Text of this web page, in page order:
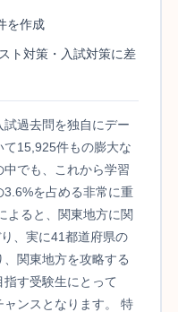
を作成
ト対策・入試対策に差
過去問を独自にデー
て15,925件もの膨大な
でも、これから学習
を占める非常に重
よると、関東地方に関
、実に41都道府県の
関東地方を攻略する
す受験生にとって
ャンスとなります。 特